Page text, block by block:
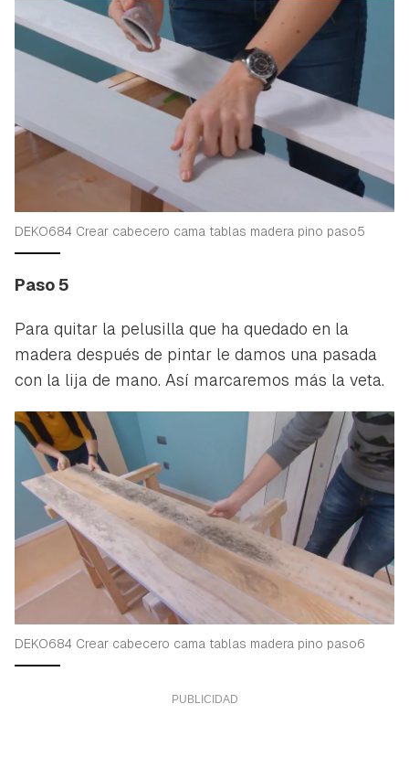
iniciar sesión con tu cuenta de Hogarmanía.
INICIAR SESIÓN CANCELAR
DEKO684 Crear cabecero cama tablas madera pino paso5
Paso 5
Para quitar la pelusilla que ha quedado en la
madera después de pintar le damos una pasada
con la lija de mano. Así marcaremos más la veta.
DEKO684 Crear cabecero cama tablas madera pino paso6
ACEPTAR